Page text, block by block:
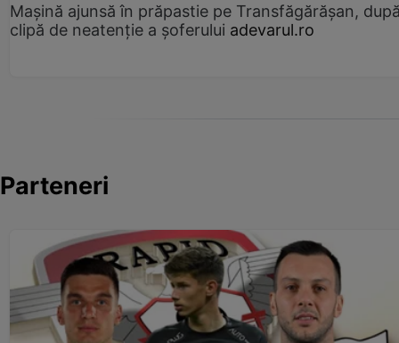
Mașină ajunsă în prăpastie pe Transfăgărășan,
clipă de neatenție a șoferului adevarul.ro
Parteneri